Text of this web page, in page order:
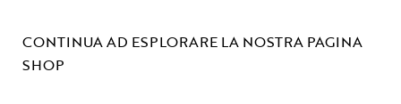
CONTINUA AD ESPLORARE LA NOSTRA PAGINA
SHOP